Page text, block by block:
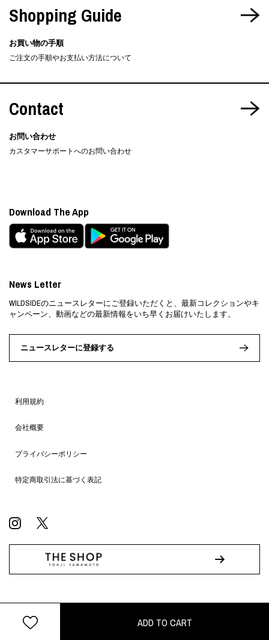
Shopping Guide
お買い物の手順
ご注文の手順やお支払い方法について
Contact
お問い合わせ
カスタマーサポートへのお問い合わせ
利用規約
会社概要
プライバシーポリシー
特定商取引法に基づく表記
News Letter
WILDSIDEのニュースレターにご登録いただくと、最新コレクションやキ
ャンペーン、動画などの最新情報をいち早くお届けいたします。
ニュースレターに登録する
Download The App